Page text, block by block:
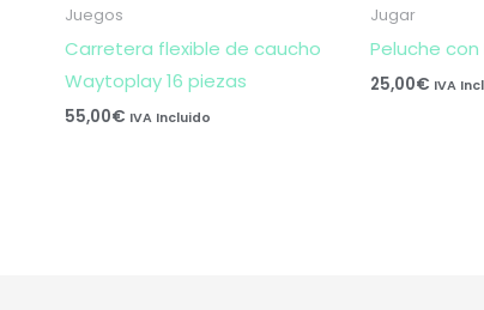
Juegos
Carretera flexible de caucho
Waytoplay 16 piezas
55,00€ IVA Incluido
Jugar
Peluche
25,00€ IVA